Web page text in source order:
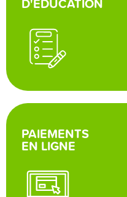
PAIEMENTS
EN LIGNE